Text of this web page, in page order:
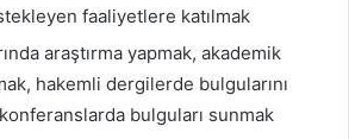
faaliyetlere katılmak
araştırma yapmak, akademik
hakemli dergilerde bulgularını
bulguları sunmak